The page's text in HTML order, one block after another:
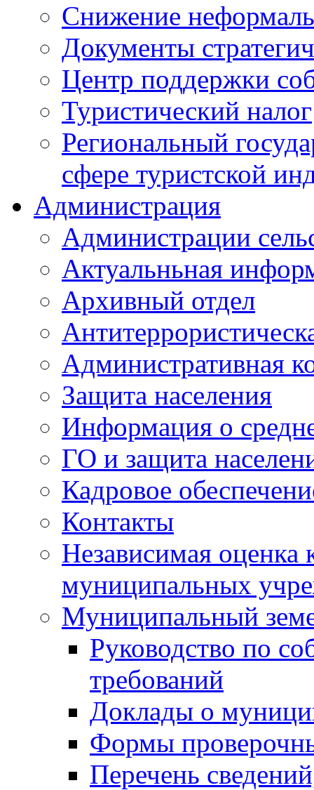
Снижение
Документы
Центр поддержки
Туристический налог
Региональный
сфере туристской
Администрация
Администрации
Актуальньная
Архивный отдел
Административная
Защита населения
Информация о
ГО и защита
Кадровое
Контакты
Независимая оценка
муниципальных
Муниципальный
Руководство по
требований
Доклады о
Формы
Перечень